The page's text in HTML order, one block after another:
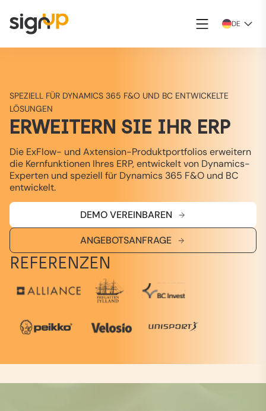
DE
SPEZIELL FÜR DYNAMICS 365 F&O UND BC ENTWICKELTE
LÖSUNGEN
ERWEITERN SIE IHR ERP
Die ExFlow- und Axtension-Produktportfolios erweitern
die Kernfunktionen Ihres ERP, entwickelt von Dynamics-
Experten und speziell für Dynamics 365 F&O und BC
entwickelt.
DEMO VEREINBAREN
ANGEBOTSANFRAGE
REFERENZEN